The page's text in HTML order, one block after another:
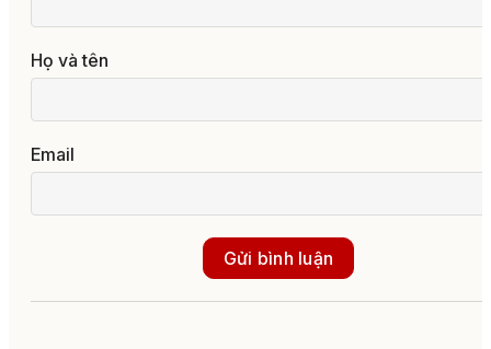
Họ và tên
Email
Gửi bình luận